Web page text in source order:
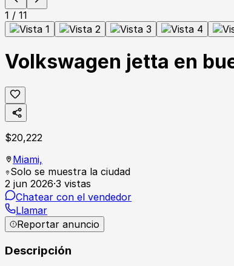
1 / 11
Volkswagen jetta en
$20,222
Miami,
Solo se muestra la ciudad
2 jun 2026·3 vistas
Chatear con el vendedor
Llamar
Reportar anuncio
Descripción